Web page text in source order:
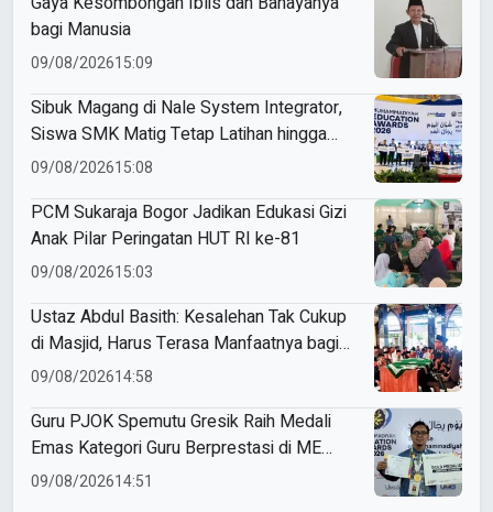
bagi Manusia
09/08/202615:09
Sibuk Magang di Nale System Integrator,
Siswa SMK Matig Tetap Latihan hingga
Raih Gold Medal ME Awards 2026
09/08/202615:08
PCM Sukaraja Bogor Jadikan Edukasi Gizi
Anak Pilar Peringatan HUT RI ke-81
09/08/202615:03
Ustaz Abdul Basith: Kesalehan Tak Cukup
di Masjid, Harus Terasa Manfaatnya bagi
Sesama
09/08/202614:58
Guru PJOK Spemutu Gresik Raih Medali
Emas Kategori Guru Berprestasi di ME
Awards 2026
09/08/202614:51